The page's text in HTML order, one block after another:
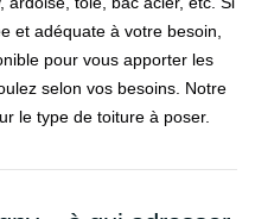
et adéquate à votre besoin,
pour vous apporter les
selon vos besoins. Notre
le type de toiture à poser.